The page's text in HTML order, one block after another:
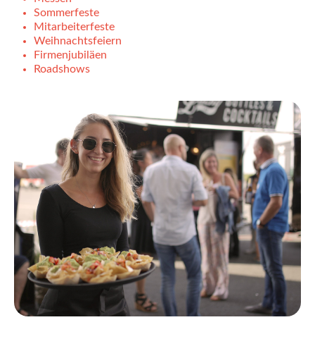
Sommerfeste
Mitarbeiterfeste
Weihnachtsfeiern
Firmenjubiläen
Roadshows